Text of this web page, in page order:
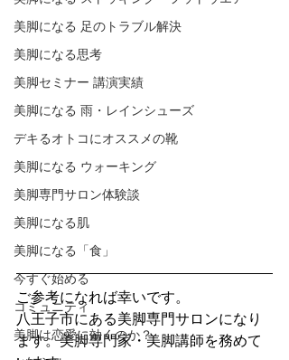
美脚になる 足のトラブル解決
美脚になる思考
美脚セミナー 講演実績
美脚になる 雨・レインシューズ
デキるオトコにオススメの靴
美脚になる ウォーキング
美脚専門サロン体験談
美脚になる肌
美脚になる「食」
今すぐ始める
コミュニティ
美脚は恋愛に効くのか？
ご参考になれば幸いです。
八王子市にある美脚専門サロンになり
ます。美脚専門家・美脚講師を務めて